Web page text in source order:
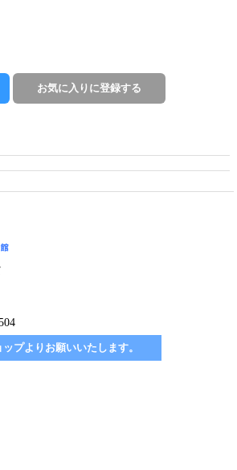
プよりお願いいたします。